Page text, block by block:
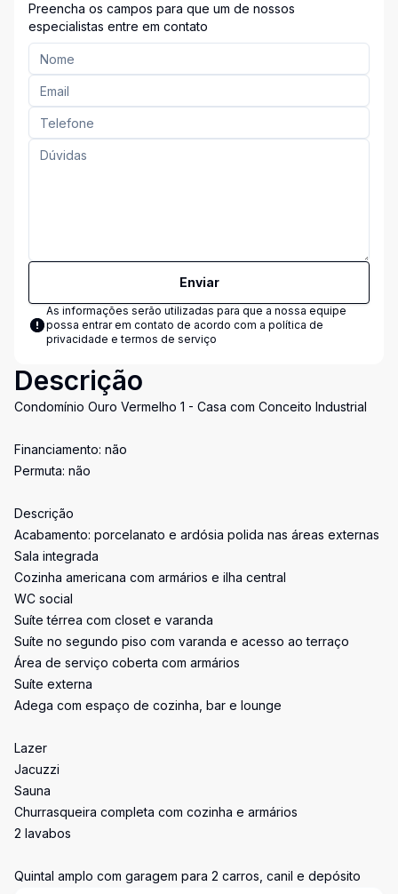
Preencha os campos para que um de nossos
especialistas entre em contato
Enviar
As informações serão utilizadas para que a nossa equipe
possa entrar em contato de acordo com a política de
privacidade e termos de serviço
Descrição
Condomínio Ouro Vermelho 1 - Casa com Conceito Industrial
Financiamento: não
Permuta: não
Descrição
Acabamento: porcelanato e ardósia polida nas áreas externas
Sala integrada
Cozinha americana com armários e ilha central
WC social
Suíte térrea com closet e varanda
Suíte no segundo piso com varanda e acesso ao terraço
Área de serviço coberta com armários
Suíte externa
Adega com espaço de cozinha, bar e lounge
Lazer
Jacuzzi
Sauna
Churrasqueira completa com cozinha e armários
2 lavabos
Quintal amplo com garagem para 2 carros, canil e depósito